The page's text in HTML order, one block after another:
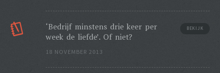
BEKIJK
‘Bedrijf minstens drie keer per
week de liefde’. Of niet?
18 NOVEMBER 2013